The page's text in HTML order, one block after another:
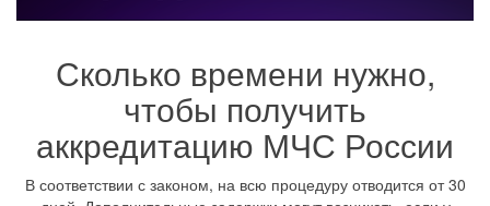
Сколько времени нужно,
чтобы получить
аккредитацию МЧС России
В соответствии с законом, на всю процедуру отводится от 30